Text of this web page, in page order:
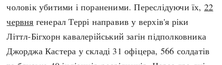
чоловік убитими і пораненими. Переслідуючи їх, 22
червня генерал Террі направив у верхів'я ріки
Літтл-Бігхорн кавалерійський загін підполковника
Джорджа Кастера у складі 31 офіцера, 566 солдатів